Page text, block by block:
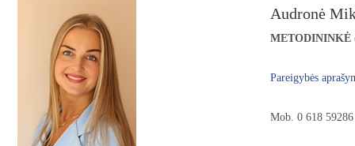
Audronė
METODININKĖ
Pareigybės
Mob. 0 618 59286